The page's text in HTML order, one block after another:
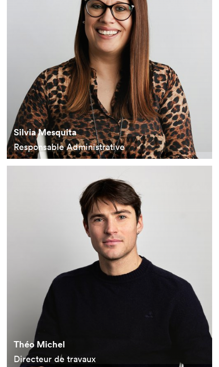
Silvia Mesquita
Responsable Administrative
Théo Michel
Directeur de travaux